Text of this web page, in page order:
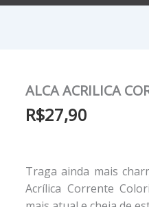
ALCA ACRILICA
R$27,90
Traga ainda mais
Acrílica Corrente